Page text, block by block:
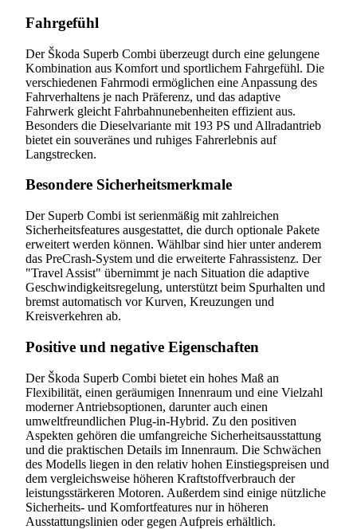
Fahrgefühl
Der Škoda Superb Combi überzeugt durch eine gelungene
Kombination aus Komfort und sportlichem Fahrgefühl. Die
verschiedenen Fahrmodi ermöglichen eine Anpassung des
Fahrverhaltens je nach Präferenz, und das adaptive
Fahrwerk gleicht Fahrbahnunebenheiten effizient aus.
Besonders die Dieselvariante mit 193 PS und Allradantrieb
bietet ein souveränes und ruhiges Fahrerlebnis auf
Langstrecken.
Besondere Sicherheitsmerkmale
Der Superb Combi ist serienmäßig mit zahlreichen
Sicherheitsfeatures ausgestattet, die durch optionale Pakete
erweitert werden können. Wählbar sind hier unter anderem
das PreCrash-System und die erweiterte Fahrassistenz. Der
"Travel Assist" übernimmt je nach Situation die adaptive
Geschwindigkeitsregelung, unterstützt beim Spurhalten und
bremst automatisch vor Kurven, Kreuzungen und
Kreisverkehren ab.
Positive und negative Eigenschaften
Der Škoda Superb Combi bietet ein hohes Maß an
Flexibilität, einen geräumigen Innenraum und eine Vielzahl
moderner Antriebsoptionen, darunter auch einen
umweltfreundlichen Plug-in-Hybrid. Zu den positiven
Aspekten gehören die umfangreiche Sicherheitsausstattung
und die praktischen Details im Innenraum. Die Schwächen
des Modells liegen in den relativ hohen Einstiegspreisen und
dem vergleichsweise höheren Kraftstoffverbrauch der
leistungsstärkeren Motoren. Außerdem sind einige nützliche
Sicherheits- und Komfortfeatures nur in höheren
Ausstattungslinien oder gegen Aufpreis erhältlich.